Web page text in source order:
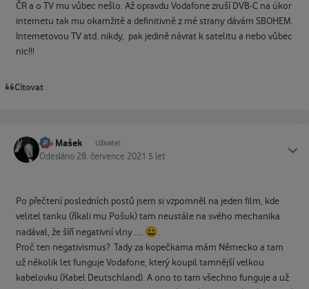
ČR a o TV mu vůbec nešlo. Až opravdu Vodafone zruší DVB-C na úkor
internetu tak mu okamžitě a definitivně z mé strany dávám SBOHEM.
Internetovou TV atd. nikdy, pak jedině návrat k satelitu a nebo vůbec
nic!!!
Citovat
Ivo Mašek Uživatel
Odesláno 28. července 2021 5 let
Po přečtení posledních postů jsem si vzpomněl na jeden film, kde
velitel tanku (říkali mu Pošuk) tam neustále na svého mechanika
nadával, že šíří negativní vlny .... 😀.
Proč ten negativismus? Tady za kopečkama mám Německo a tam
už několik let funguje Vodafone, který koupil tamnější velkou
kabelovku (Kabel Deutschland). A ono to tam všechno funguje a už